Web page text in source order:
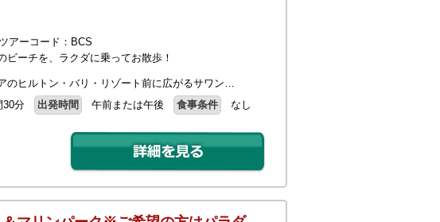
ツアーコード：BCS
ビーチを、ラクダに乗ってお散歩！
のヒルトン・バリ・リゾート前に広がるサワン…
30分 出発時間 午前または午後 食事条件 なし